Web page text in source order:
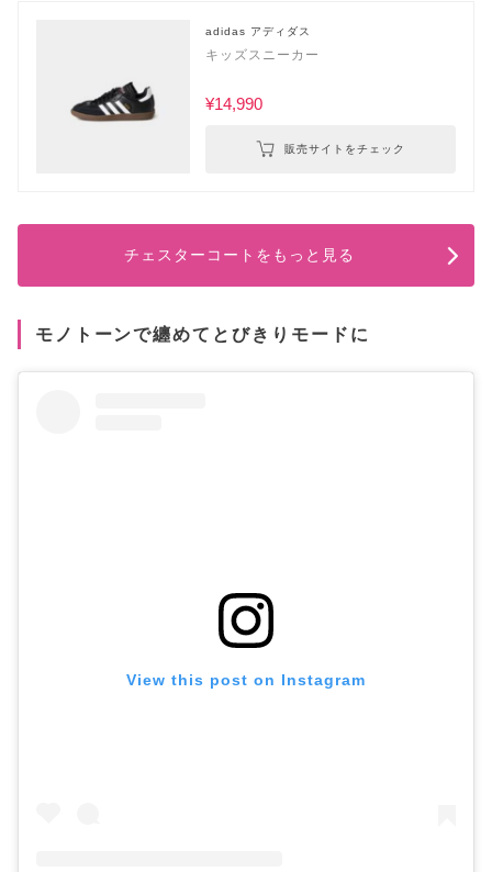
adidas アディダス
キッズスニーカー
¥14,990
販売サイトをチェック
チェスターコートをもっと見る
モノトーンで纏めてとびきりモードに
View this post on Instagram